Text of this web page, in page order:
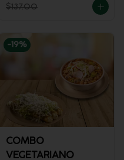
$137.00
-19%
COMBO
VEGETARIANO